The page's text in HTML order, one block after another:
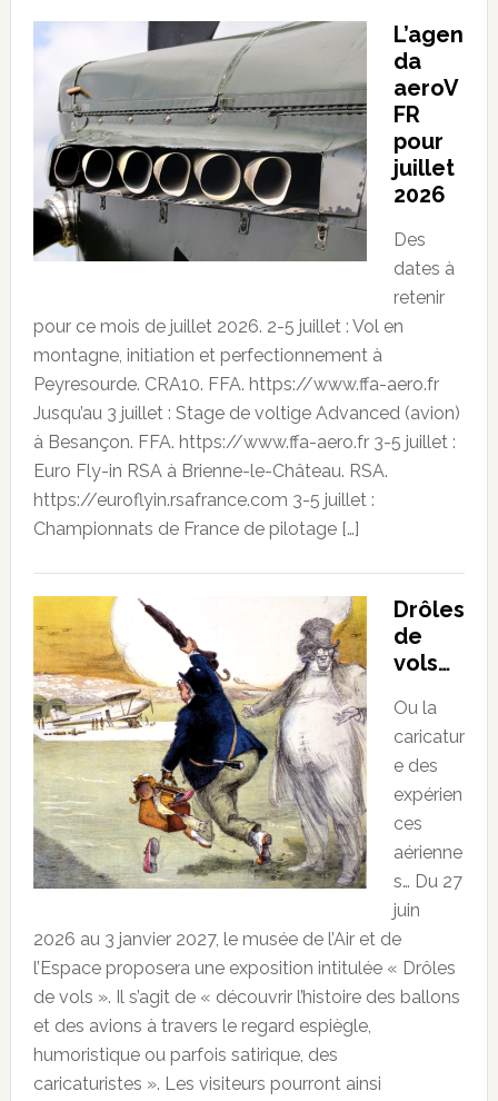
L’agen
da
aeroV
FR
pour
juillet
2026
Des
dates à
retenir
pour ce mois de juillet 2026. 2-5 juillet : Vol en
montagne, initiation et perfectionnement à
Peyresourde. CRA10. FFA. https://www.ffa-aero.fr
Jusqu’au 3 juillet : Stage de voltige Advanced (avion)
à Besançon. FFA. https://www.ffa-aero.fr 3-5 juillet :
Euro Fly-in RSA à Brienne-le-Château. RSA.
https://euroflyin.rsafrance.com 3-5 juillet :
Championnats de France de pilotage […]
Drôles
de
vols…
Ou la
caricatur
e des
expérien
ces
aérienne
s… Du 27
juin
2026 au 3 janvier 2027, le musée de l’Air et de
l’Espace proposera une exposition intitulée « Drôles
de vols ». Il s’agit de « découvrir l’histoire des ballons
et des avions à travers le regard espiègle,
humoristique ou parfois satirique, des
caricaturistes ». Les visiteurs pourront ainsi